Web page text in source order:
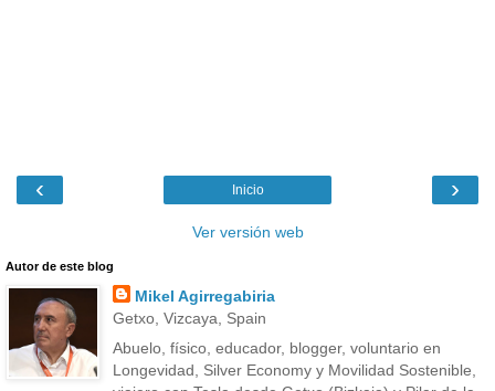
‹ ›
Inicio
Ver versión web
Autor de este blog
Mikel Agirregabiria
Getxo, Vizcaya, Spain
Abuelo, físico, educador, blogger, voluntario en
Longevidad, Silver Economy y Movilidad Sostenible,